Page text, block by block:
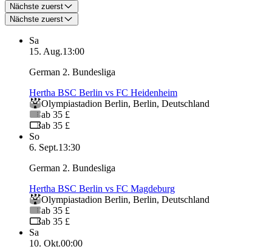
Nächste zuerst
Nächste zuerst
Sa
15. Aug.13:00
German 2. Bundesliga
Hertha BSC Berlin vs FC Heidenheim
Olympiastadion Berlin, Berlin, Deutschland
ab 35 £
ab 35 £
So
6. Sept.13:30
German 2. Bundesliga
Hertha BSC Berlin vs FC Magdeburg
Olympiastadion Berlin, Berlin, Deutschland
ab 35 £
ab 35 £
Sa
10. Okt.00:00